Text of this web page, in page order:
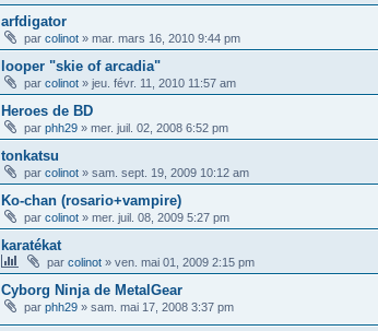
arfdigator
par colinot » mar. mars 16, 2010 9:44 pm
looper "skie of arcadia"
par colinot » jeu. févr. 11, 2010 11:57 am
Heroes de BD
par phh29 » mer. juil. 02, 2008 6:52 pm
tonkatsu
par colinot » sam. sept. 19, 2009 10:12 am
Ko-chan (rosario+vampire)
par colinot » mer. juil. 08, 2009 5:27 pm
karatékat
par colinot » ven. mai 01, 2009 2:15 pm
Cyborg Ninja de MetalGear
par phh29 » sam. mai 17, 2008 3:37 pm